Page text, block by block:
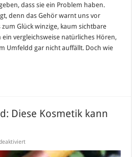
dass sie ein Problem haben.
denn das Gehör warnt uns vor
Glück winzige, kaum sichtbare
vergleichsweise natürliches Hören,
Umfeldd gar nicht auffällt. Doch wie
Diese Kosmetik kann
für
und